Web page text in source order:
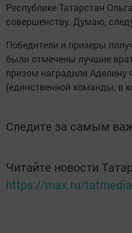
Республике Татарстан
совершенству. Думаю,
Победители и призеры
были отмечены лучшие
призом наградили
(единственной команды, в
Следите за самым
Читайте новости
https://max.ru/tatmedia